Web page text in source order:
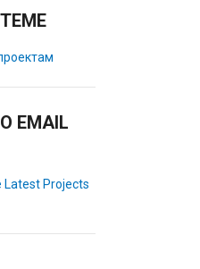
EMAIL
Latest Projects